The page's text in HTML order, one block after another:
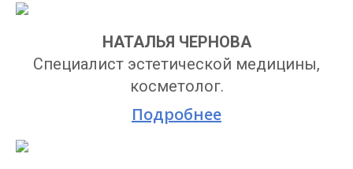
НАТАЛЬЯ ЧЕРНОВА
Специалист эстетической медицины,
косметолог.
Подробнее